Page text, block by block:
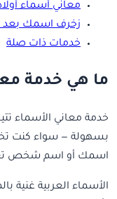
معاني أسماء
زخرف اسمك بعد
خدمات ذات صلة
ما هي خدمة
خدمة معاني الأسماء
بسهولة — سواء كنت
اسمك أو اسم شخص
الأسماء العربية غنية